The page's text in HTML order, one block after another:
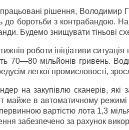
рішення, Володимир
до боротьби з контрабандою.
Будемо знищувати тіньові
роботи ініціативи
70—80 мільйонів гривень.
легкої промисловості,
на закупівлю сканерів,
майже в автоматичному
вартістю лота 1,3
забезпечено за рахунок